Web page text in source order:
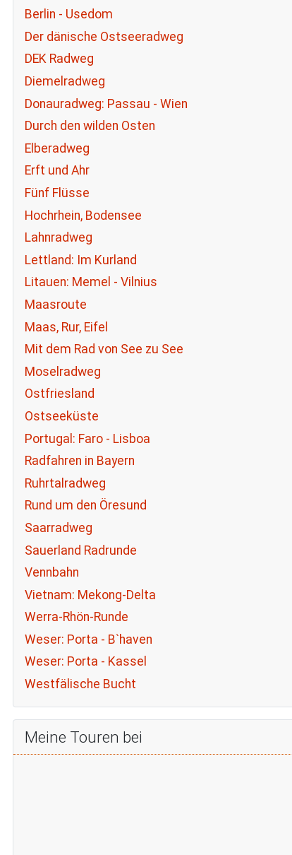
Berlin - Usedom
Der dänische Ostseeradweg
DEK Radweg
Diemelradweg
Donauradweg: Passau - Wien
Durch den wilden Osten
Elberadweg
Erft und Ahr
Fünf Flüsse
Hochrhein, Bodensee
Lahnradweg
Lettland: Im Kurland
Litauen: Memel - Vilnius
Maasroute
Maas, Rur, Eifel
Mit dem Rad von See zu See
Moselradweg
Ostfriesland
Ostseeküste
Portugal: Faro - Lisboa
Radfahren in Bayern
Ruhrtalradweg
Rund um den Öresund
Saarradweg
Sauerland Radrunde
Vennbahn
Vietnam: Mekong-Delta
Werra-Rhön-Runde
Weser: Porta - B`haven
Weser: Porta - Kassel
Westfälische Bucht
Meine Touren bei